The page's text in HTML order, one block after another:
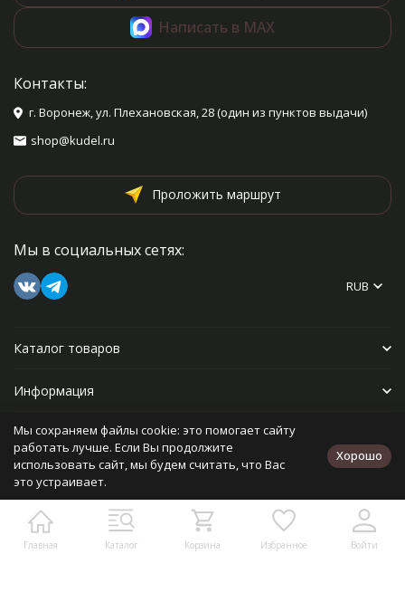
Главная Каталог Корзина Избранное Войти
Написать в MAX
Контакты:
г. Воронеж, ул. Плехановская, 28 (один из пунктов выдачи)
shop@kudel.ru
Проложить маршрут
Мы в социальных сетях:
RUB
Каталог товаров
Информация
Прочее
Политика персональных данных
Разработано в
bodysite.ru
Мы сохраняем файлы cookie: это помогает сайту
работать лучше. Если Вы продолжите
использовать сайт, мы будем считать, что Вас
это устраивает.
Хорошо